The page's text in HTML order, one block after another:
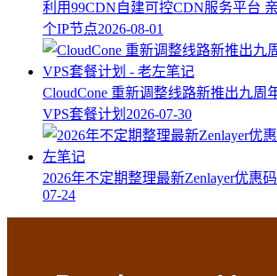
利用99CDN自建可控CDN服务平台
个IP节点2026-08-01
CloudCone 重新调整线路新推出九周
VPS套餐计划 2026-07-30
2026年不定期整理最新Zenlayer优惠
07-24